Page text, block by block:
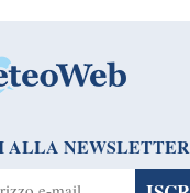
ALLA NEWSLETTER